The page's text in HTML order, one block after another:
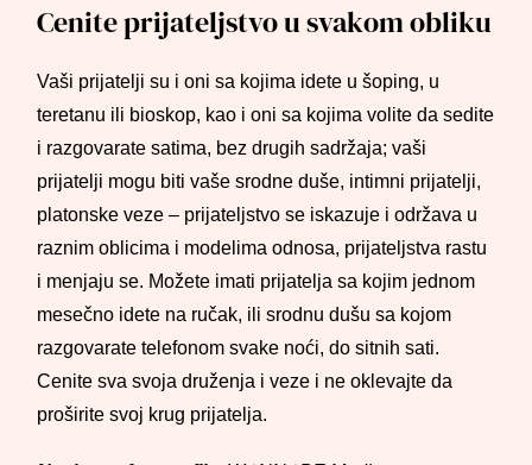
Cenite prijateljstvo u svakom obliku
Vaši prijatelji su i oni sa kojima idete u šoping, u
teretanu ili bioskop, kao i oni sa kojima volite da sedite
i razgovarate satima, bez drugih sadržaja; vaši
prijatelji mogu biti vaše srodne duše, intimni prijatelji,
platonske veze – prijateljstvo se iskazuje i održava u
raznim oblicima i modelima odnosa, prijateljstva rastu
i menjaju se. Možete imati prijatelja sa kojim jednom
mesečno idete na ručak, ili srodnu dušu sa kojom
razgovarate telefonom svake noći, do sitnih sati.
Cenite sva svoja druženja i veze i ne oklevajte da
proširite svoj krug prijatelja.